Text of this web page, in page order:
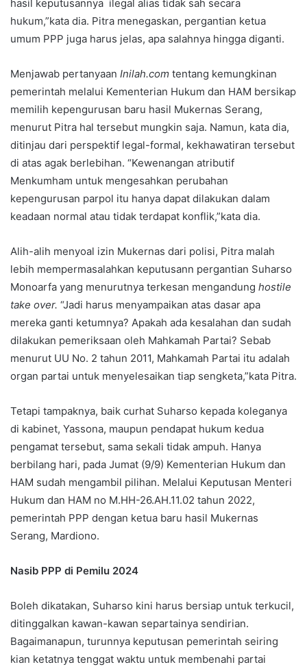
hasil keputusannya ilegal alias tidak sah secara
hukum,”kata dia. Pitra menegaskan, pergantian ketua
umum PPP juga harus jelas, apa salahnya hingga diganti.
Menjawab pertanyaan Inilah.com tentang kemungkinan
pemerintah melalui Kementerian Hukum dan HAM bersikap
memilih kepengurusan baru hasil Mukernas Serang,
menurut Pitra hal tersebut mungkin saja. Namun, kata dia,
ditinjau dari perspektif legal-formal, kekhawatiran tersebut
di atas agak berlebihan. “Kewenangan atributif
Menkumham untuk mengesahkan perubahan
kepengurusan parpol itu hanya dapat dilakukan dalam
keadaan normal atau tidak terdapat konflik,”kata dia.
Alih-alih menyoal izin Mukernas dari polisi, Pitra malah
lebih mempermasalahkan keputusann pergantian Suharso
Monoarfa yang menurutnya terkesan mengandung hostile
take over. “Jadi harus menyampaikan atas dasar apa
mereka ganti ketumnya? Apakah ada kesalahan dan sudah
dilakukan pemeriksaan oleh Mahkamah Partai? Sebab
menurut UU No. 2 tahun 2011, Mahkamah Partai itu adalah
organ partai untuk menyelesaikan tiap sengketa,”kata Pitra.
Tetapi tampaknya, baik curhat Suharso kepada koleganya
di kabinet, Yassona, maupun pendapat hukum kedua
pengamat tersebut, sama sekali tidak ampuh. Hanya
berbilang hari, pada Jumat (9/9) Kementerian Hukum dan
HAM sudah mengambil pilihan. Melalui Keputusan Menteri
Hukum dan HAM no M.HH-26.AH.11.02 tahun 2022,
pemerintah PPP dengan ketua baru hasil Mukernas
Serang, Mardiono.
Nasib PPP di Pemilu 2024
Boleh dikatakan, Suharso kini harus bersiap untuk terkucil,
ditinggalkan kawan-kawan separtainya sendirian.
Bagaimanapun, turunnya keputusan pemerintah seiring
kian ketatnya tenggat waktu untuk membenahi partai